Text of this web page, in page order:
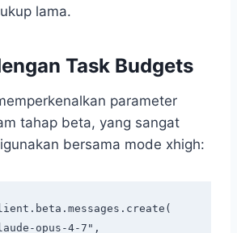
lama.
Task Budgets
parameter
tahap beta, yang sangat
bersama mode xhigh: